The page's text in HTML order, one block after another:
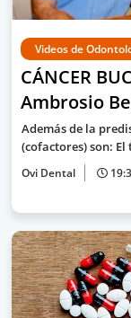
Videos de
CÁNCER
Ambrosio
Además de la
(cofactores) son:
Ovi Dental